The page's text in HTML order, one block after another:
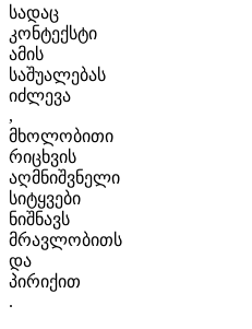
სადაც
კონტექსტი
ამის
საშუალებას
იძლევა
,
მხოლობითი
რიცხვის
აღმნიშვნელი
სიტყვები
ნიშნავს
მრავლობითს
და
პირიქით
.